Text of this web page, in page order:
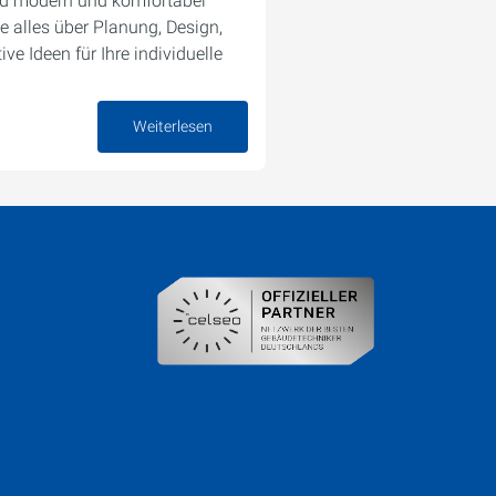
alles über Planung, Design,
Ideen für Ihre individuelle
07. August 2025
Weiterlesen